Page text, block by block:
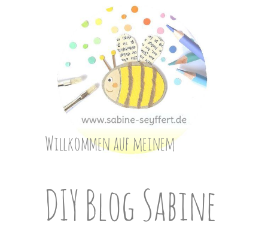
Willkommen auf meinem
DIY Blog Sabine